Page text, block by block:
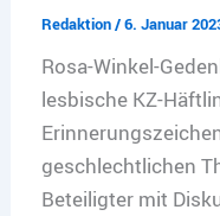
Redaktion/6. Januar
Rosa-Winkel-
lesbische KZ-
geschlechtlichen
Beteiligter mit